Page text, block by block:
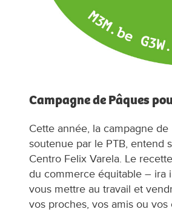
Campagne de Pâques
Cette année, la campagne
soutenue par le PTB, entend
Centro Felix Varela. Le
du commerce équitable – ira
vous mettre au travail et
vos proches, vos amis ou